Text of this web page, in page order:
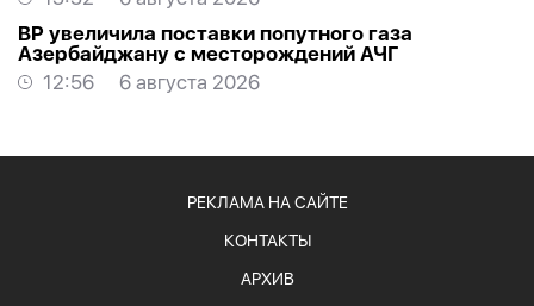
BP увеличила поставки попутного газа
Азербайджану с месторождений АЧГ
12:56
6 августа 2026
РЕКЛАМА НА САЙТЕ
КОНТАКТЫ
АРХИВ